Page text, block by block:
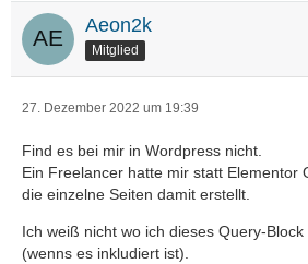
Aeon2k
Mitglied
27. Dezember 2022 um 19:39
Find es bei mir in Wordpress nicht.
Ein Freelancer hatte mir statt Elementor
die einzelne Seiten damit erstellt.
Ich weiß nicht wo ich dieses Query-
(wenns es inkludiert ist).